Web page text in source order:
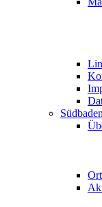
Südbaden